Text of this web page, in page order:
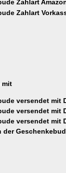
mit